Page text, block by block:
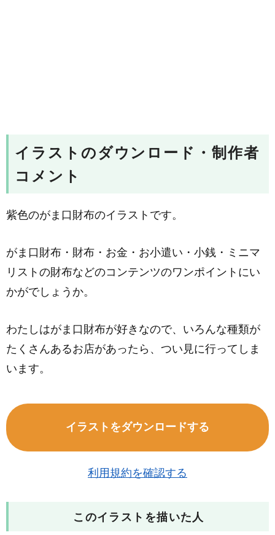
イラストのダウンロード・制作者
コメント
紫色のがま口財布のイラストです。
がま口財布・財布・お金・お小遣い・小銭・ミニマ
リストの財布などのコンテンツのワンポイントにい
かがでしょうか。
わたしはがま口財布が好きなので、いろんな種類が
たくさんあるお店があったら、つい見に行ってしま
います。
イラストをダウンロードする
利用規約を確認する
このイラストを描いた人